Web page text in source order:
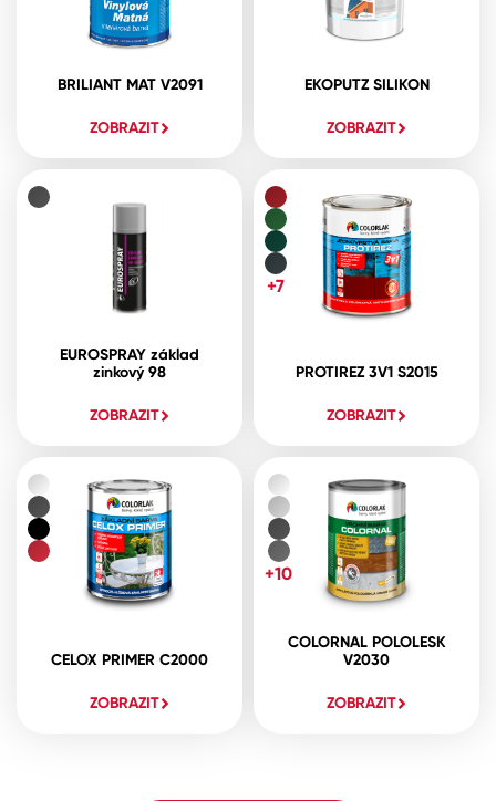
BRILIANT MAT V2091
ZOBRAZIT
EKOPUTZ SILIKON
ZOBRAZIT
EUROSPRAY základ
zinkový 98
ZOBRAZIT
PROTIREZ 3V1 S2015
ZOBRAZIT
+7
CELOX PRIMER C2000
ZOBRAZIT
COLORNAL POLOLESK
V2030
ZOBRAZIT
+10